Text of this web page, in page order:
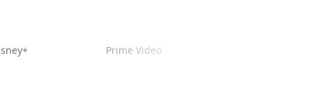
Prime Video